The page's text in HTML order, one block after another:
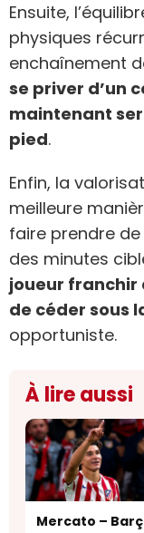
Ensuite,
physiques
enchaînement
se priver d’un
maintenant
pied.
Enfin, la
meilleure
faire prendre de
des minutes
joueur franchir
de céder sous
opportuniste.
À lire aussi
Mercato –